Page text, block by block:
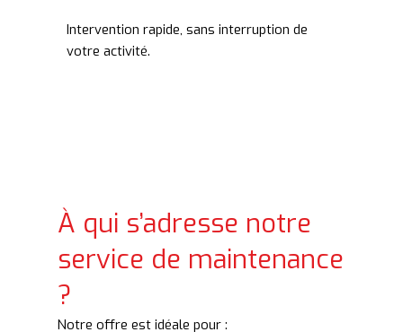
Intervention rapide, sans interruption de
votre activité.
À qui s’adresse notre
service de maintenance
?
Notre offre est idéale pour :